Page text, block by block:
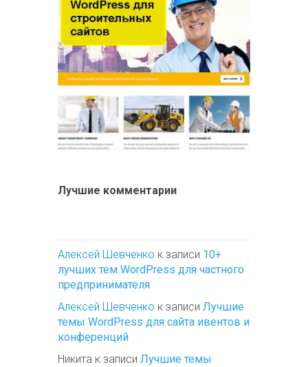
Лучшие комментарии
Алексей Шевченко к записи 10+
лучших тем WordPress для частного
предпринимателя
Алексей Шевченко к записи Лучшие
темы WordPress для сайта ивентов и
конференций
Никита к записи Лучшие темы